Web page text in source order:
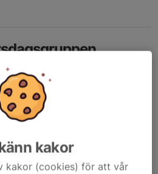
"egen" kalender som Mia fixat!
klickar på Torsdagsgruppen (överst
(vänster på sidan).
kakor
kakor (cookies) för att vår